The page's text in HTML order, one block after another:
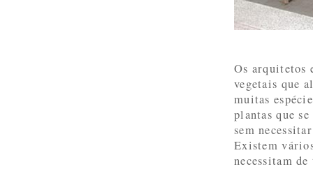
Os arquitetos
vegetais que
muitas
plantas que
sem
Existem
necessitam